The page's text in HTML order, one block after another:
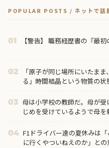
POPULAR POSTS / ネットで話
01 【警告】 職務経歴書の『最
02
「原子が同じ場所にいたま
る」時間結晶という物質の
03 母は小学校の教師だ。母が
じめを受けているようで母を
04 F1ドライバー達の夏休みは
に行くやついねえのか」との